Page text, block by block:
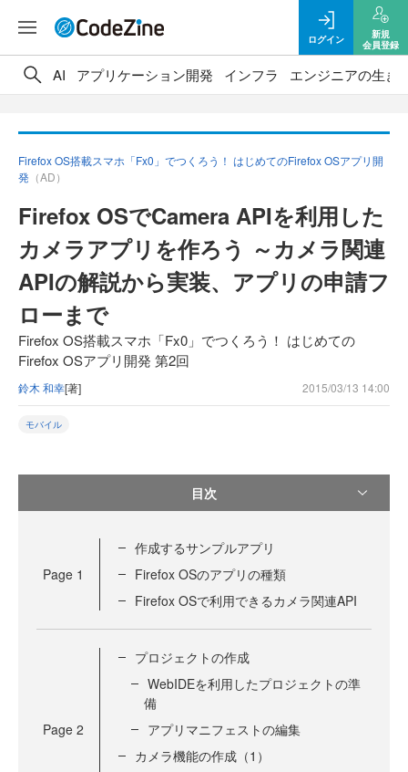
ログイン
新規
会員登録
AI アプリケーション開発 インフラ エンジニアの生き
Firefox OS搭載スマホ「Fx0」でつくろう！ はじめてのFirefox OSアプリ開
発 （AD）
Firefox OSでCamera APIを利用した
カメラアプリを作ろう ～カメラ関連
APIの解説から実装、アプリの申請フ
ローまで
Firefox OS搭載スマホ「Fx0」でつくろう！ はじめての
Firefox OSアプリ開発 第2回
鈴木 和幸[著] 2015/03/13 14:00
モバイル
目次
Page 1
作成するサンプルアプリ
Firefox OSのアプリの種類
Firefox OSで利用できるカメラ関連API
Page 2
プロジェクトの作成
WebIDEを利用したプロジェクトの準
備
アプリマニフェストの編集
カメラ機能の作成（1）